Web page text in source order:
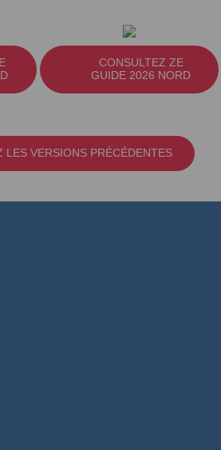
CONSULTEZ ZE
GUIDE 2026 NORD
LES VERSIONS PRÉCÉDENTES